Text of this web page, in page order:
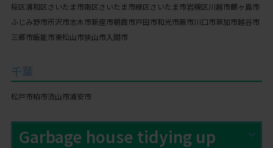
桜区浦和区さいたま市南区さいたま市緑区さいたま市岩槻区川越市鶴ヶ島市
ふじみ野市所沢市志木市新座市朝霞市戸田市和光市蕨市川口市草加市越谷市
三郷市飯能市東松山市狭山市入間市
千葉
松戸市柏市流山市浦安市
Garbage house tidying up